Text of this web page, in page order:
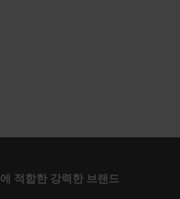
적합한 강력한 브랜드